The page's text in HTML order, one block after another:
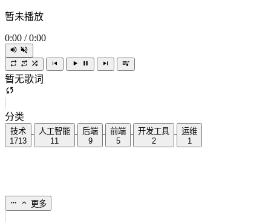
暂未播放
0:00 / 0:00
暂无歌词
分类
技术
1713
人工智能
11
后端
9
前端
5
开发工具
2
运维
1
更多